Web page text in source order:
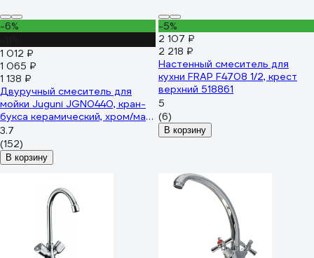
-6%
1 012 ₽
1 065 ₽
1 138 ₽
Двуручный смеситель для
мойки Juguni JGN0440, кран-
букса керамический, хром/мах
0402.658
3.7
(152)
В корзину
-5%
2 107 ₽
2 218 ₽
Настенный смеситель для
кухни FRAP F4708 1/2, крест
верхний 518861
5
(6)
В корзину